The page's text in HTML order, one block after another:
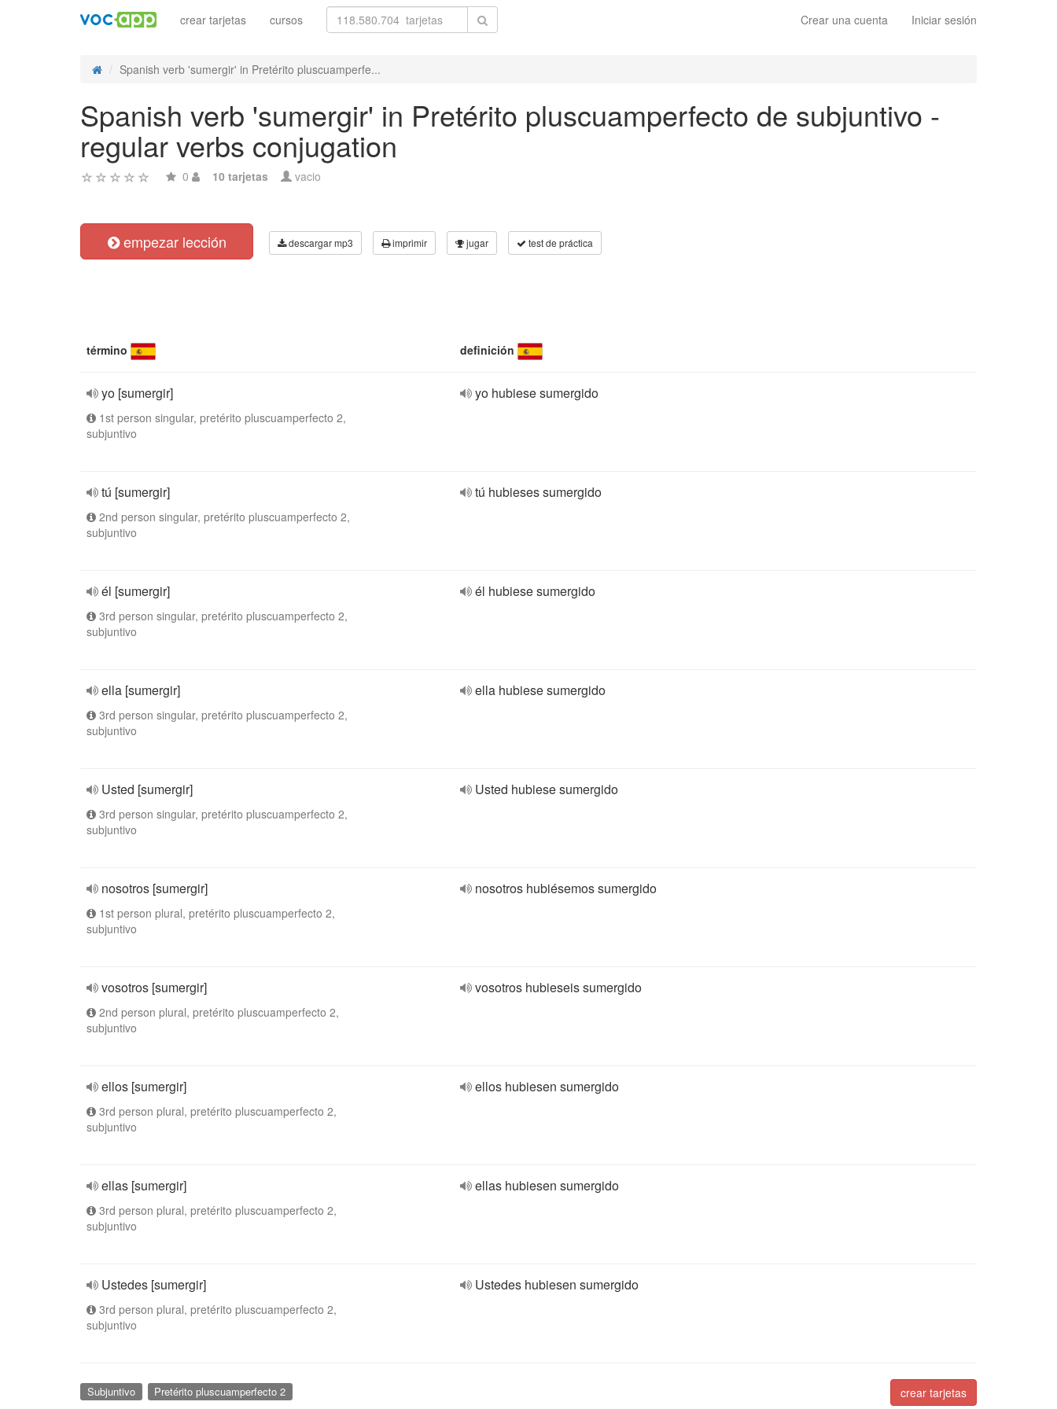
Crear una cuenta Iniciar sesión
crear tarjetas cursos
Spanish verb 'sumergir' in Pretérito pluscuamperfe...
Spanish verb 'sumergir' in Pretérito pluscuamperfecto de subjuntivo -
regular verbs conjugation
0 10 tarjetas vacio
empezar lección descargar mp3 imprimir jugar test de práctica
término definición
yo [sumergir]
1st person singular, pretérito pluscuamperfecto 2,
subjuntivo
yo hubiese sumergido
tú [sumergir]
2nd person singular, pretérito pluscuamperfecto 2,
subjuntivo
tú hubieses sumergido
él [sumergir]
3rd person singular, pretérito pluscuamperfecto 2,
subjuntivo
él hubiese sumergido
ella [sumergir]
3rd person singular, pretérito pluscuamperfecto 2,
subjuntivo
ella hubiese sumergido
Usted [sumergir]
3rd person singular, pretérito pluscuamperfecto 2,
subjuntivo
Usted hubiese sumergido
nosotros [sumergir]
1st person plural, pretérito pluscuamperfecto 2,
subjuntivo
nosotros hubiésemos sumergido
vosotros [sumergir]
2nd person plural, pretérito pluscuamperfecto 2,
subjuntivo
vosotros hubieseis sumergido
ellos [sumergir]
3rd person plural, pretérito pluscuamperfecto 2,
subjuntivo
ellos hubiesen sumergido
ellas [sumergir]
3rd person plural, pretérito pluscuamperfecto 2,
subjuntivo
ellas hubiesen sumergido
Ustedes [sumergir]
3rd person plural, pretérito pluscuamperfecto 2,
subjuntivo
Ustedes hubiesen sumergido
crear tarjetas
Subjuntivo Pretérito pluscuamperfecto 2